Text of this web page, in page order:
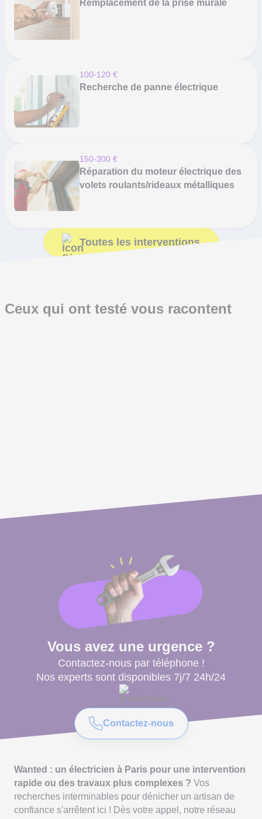
Remplacement de la prise murale
100-120 €
Recherche de panne électrique
150-300 €
Réparation du moteur électrique des
volets roulants/rideaux métalliques
Toutes les interventions
Ceux qui ont testé vous racontent
Vous avez une urgence ?
Contactez-nous par téléphone !
Nos experts sont disponibles 7j/7 24h/24
Contactez-nous
Wanted : un électricien à Paris pour une intervention
rapide ou des travaux plus complexes ? Vos
recherches interminables pour dénicher un artisan de
confiance s'arrêtent ici ! Dès votre appel, notre réseau